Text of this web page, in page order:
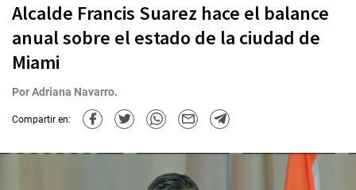
Alcalde Francis Suarez hace el balance
anual sobre el estado de la ciudad de
Miami
PorAdriana Navarro.
Compartir en: